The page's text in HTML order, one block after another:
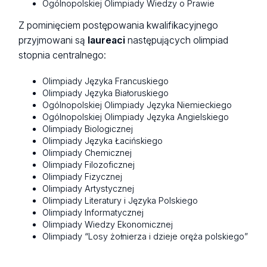
Ogólnopolskiej Olimpiady Wiedzy o Prawie
Z pominięciem postępowania kwalifikacyjnego
przyjmowani są laureaci następujących olimpiad
stopnia centralnego:
Olimpiady Języka Francuskiego
Olimpiady Języka Białoruskiego
Ogólnopolskiej Olimpiady Języka Niemieckiego
Ogólnopolskiej Olimpiady Języka Angielskiego
Olimpiady Biologicznej
Olimpiady Języka Łacińskiego
Olimpiady Chemicznej
Olimpiady Filozoficznej
Olimpiady Fizycznej
Olimpiady Artystycznej
Olimpiady Literatury i Języka Polskiego
Olimpiady Informatycznej
Olimpiady Wiedzy Ekonomicznej
Olimpiady “Losy żołnierza i dzieje oręża polskiego”